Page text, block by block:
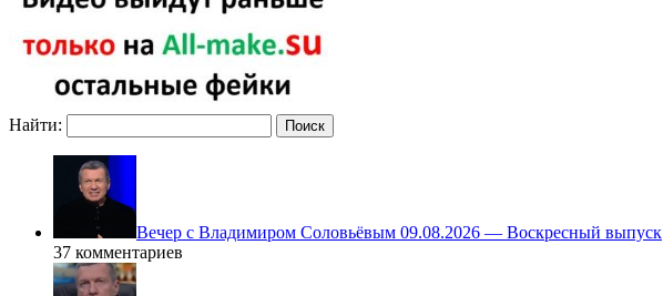
Найти:
Вечер с Владимиром Соловьёвым 09.08.2026 — Воскресный выпуск
37 комментариев